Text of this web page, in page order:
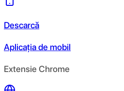
Descarcă
Aplicația de mobil
Extensie Chrome